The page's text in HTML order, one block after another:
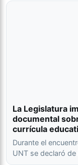
La Legislatura
documental
currícula
Durante el
UNT se declaró